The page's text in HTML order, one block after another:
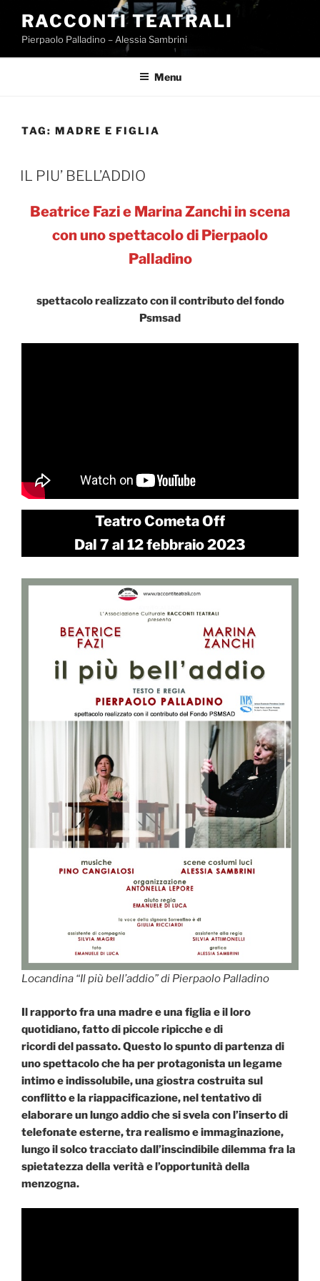
contenuto
RACCONTI TEATRALI
Pierpaolo Palladino – Alessia Sambrini
Menu
TAG: MADRE E FIGLIA
IL PIU’ BELL’ADDIO
Beatrice Fazi e Marina Zanchi in scena
con uno spettacolo di Pierpaolo
Palladino
spettacolo realizzato con il contributo del fondo
Psmsad
Teatro Cometa Off
Dal 7 al 12 febbraio 2023
Locandina “Il più bell’addio” di Pierpaolo Palladino
Il rapporto fra una madre e una figlia e il loro
quotidiano, fatto di piccole ripicche e di
ricordi del passato. Questo lo spunto di partenza di
uno spettacolo che ha per protagonista un legame
intimo e indissolubile, una giostra costruita sul
conflitto e la riappacificazione, nel tentativo di
elaborare un lungo addio che si svela con l’inserto di
telefonate esterne, tra realismo e immaginazione,
lungo il solco tracciato dall’inscindibile dilemma fra la
spietatezza della verità e l’opportunità della
menzogna.